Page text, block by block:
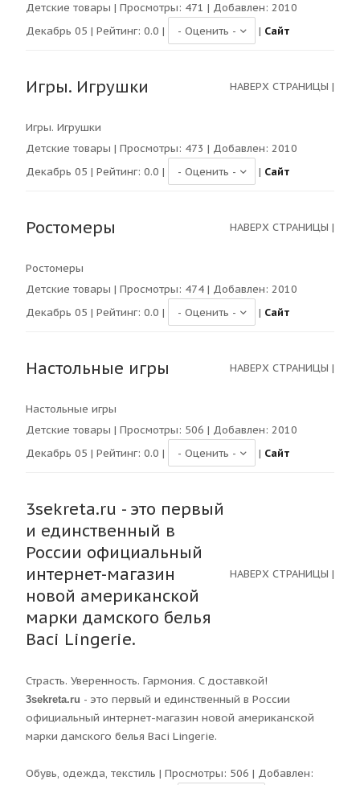
Детские товары | Просмотры: 471 | Добавлен: 2010
Декабрь 05 | Рейтинг: 0.0 | | Сайт
Игры. Игрушки НАВЕРХ СТРАНИЦЫ |
Игры. Игрушки
Детские товары | Просмотры: 473 | Добавлен: 2010
Декабрь 05 | Рейтинг: 0.0 | | Сайт
Ростомеры НАВЕРХ СТРАНИЦЫ |
Ростомеры
Детские товары | Просмотры: 474 | Добавлен: 2010
Декабрь 05 | Рейтинг: 0.0 | | Сайт
Настольные игры НАВЕРХ СТРАНИЦЫ |
Настольные игры
Детские товары | Просмотры: 506 | Добавлен: 2010
Декабрь 05 | Рейтинг: 0.0 | | Сайт
3sekreta.ru - это первый
и единственный в
России официальный
интернет-магазин
новой американской
марки дамского белья
Baci Lingerie.
НАВЕРХ СТРАНИЦЫ |
Страсть. Уверенность. Гармония. С доставкой!
3sekreta.ru - это первый и единственный в России
официальный интернет-магазин новой американской
марки дамского белья Baci Lingerie.
Обувь, одежда, текстиль | Просмотры: 506 | Добавлен: